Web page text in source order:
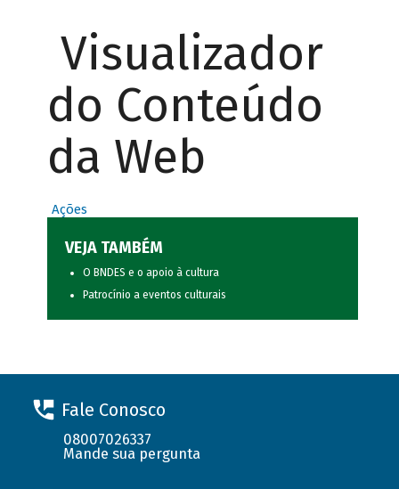
Visualizador
do Conteúdo
da Web
Ações
VEJA TAMBÉM
O BNDES e o apoio à cultura
Patrocínio a eventos culturais
Fale Conosco
08007026337
Mande sua pergunta